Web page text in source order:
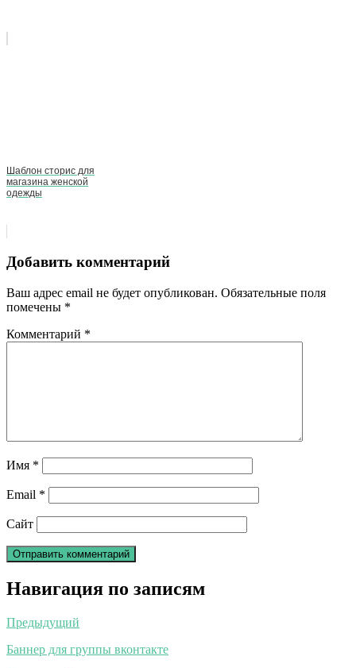
Шаблон сторис для
магазина женской
одежды
Добавить комментарий
Ваш адрес email не будет опубликован. Обязательные поля
помечены *
Комментарий *
Имя *
Email *
Сайт
Навигация по записям
Предыдущий
Баннер для группы вконтакте